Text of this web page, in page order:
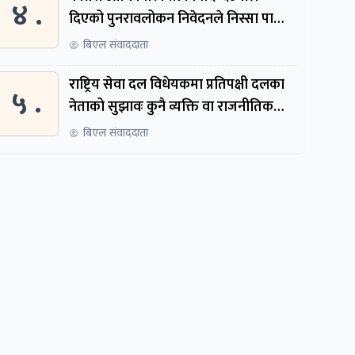
४ .
दिएको पुनरावलोकन निवेदनले निस्सा पायो,
फेरि सुरुदेखि सुनुवाइ हुने
बिएल संवाददाता
५ .
राष्ट्रिय सेवा दल विधेयकमा प्रतिपक्षी दलका
नेताको सुझावः कुनै व्यक्ति वा राजनीतिक
नेतृत्वबाट निर्देशित हुने संस्था नबनोस्
बिएल संवाददाता